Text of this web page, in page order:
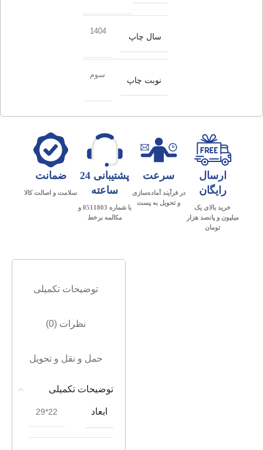
سال چاپ
1404
نوبت چاپ
سوم
ارسال
رایگان
خرید بالای یک
میلیون و پانصد هزار
تومان
سرعت
در فرآیند آماده‌سازی
و تحویل به پست
پشتیبانی 24
ساعته
با شماره 0511803 و
مکالمه برخط
ضمانت
سلامت و اصالت کالا
توضیحات تکمیلی
نظرات (0)
حمل و نقل و تحویل
توضیحات تکمیلی
ابعاد 22*29